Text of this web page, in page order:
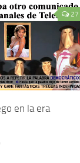
27
en la era